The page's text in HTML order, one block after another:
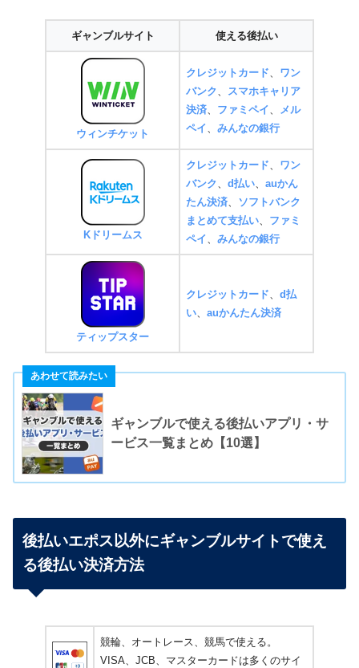
ギャンブルサイト 使える後払い
ウィンチケット
クレジットカード、 ワン
バンク 、 スマホキャリア
決済、 ファミペイ 、 メル
ペイ 、 みんなの銀行
Kドリームス
クレジットカード、 ワン
バンク 、 d払い、 auかん
たん決済、 ソフトバンク
まとめて支払い、 ファミ
ペイ 、 みんなの銀行
ティップスター
クレジットカード、 d払
い、 auかんたん決済
ギャンブルで使える後払いアプリ・サ
ービス一覧まとめ【10選】
後払いエポス以外にギャンブルサイトで使え
る後払い決済方法
競輪、オートレース、競馬で使える。
VISA、JCB、マスターカードは多くのサイ